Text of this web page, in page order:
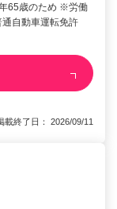
65歳のため ※労働
自動車運転免許
終了日： 2026/09/11